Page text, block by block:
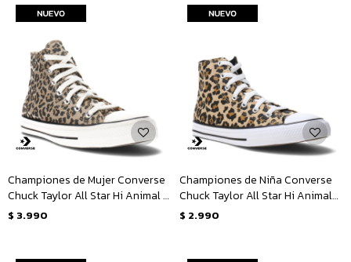
Championes de Mujer Converse
Chuck Taylor All Star Hi Animal -
Animal Print
$ 3.990
Championes de Niña Converse
Chuck Taylor All Star Hi Animal
Junior - Animal Print
$ 2.990